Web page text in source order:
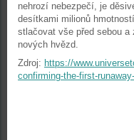
nehrozí nebezpečí, je
desítkami milionů
stlačovat vše před sebou a
nových hvězd.
Zdroj: https://
confirming-the-first-